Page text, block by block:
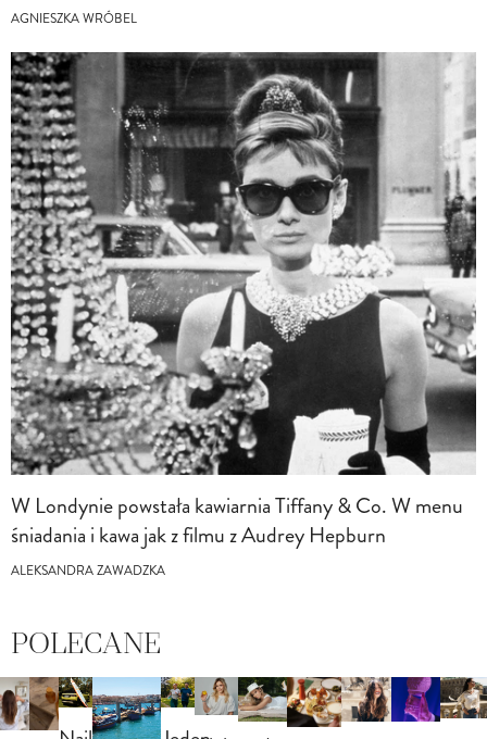
AGNIESZKA WRÓBEL
W Londynie powstała kawiarnia Tiffany & Co. W menu
śniadania i kawa jak z filmu z Audrey Hepburn
ALEKSANDRA ZAWADZKA
POLECANE